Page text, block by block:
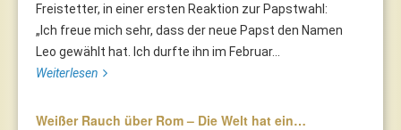
Freistetter, in einer ersten Reaktion zur Papstwahl:
„Ich freue mich sehr, dass der neue Papst den Namen
Leo gewählt hat. Ich durfte ihn im Februar...
Weiterlesen
Weißer Rauch über Rom – Die Welt hat ein…